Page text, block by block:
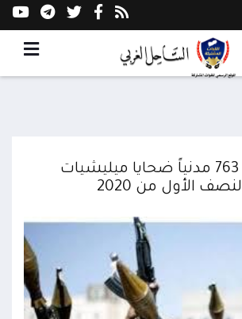
تقرير حقوقي: 763 مدنياً ضحايا ميليشيات
الأول من 2020